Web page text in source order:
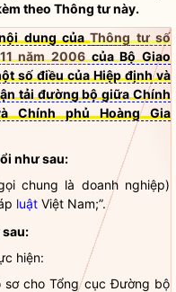
theo Thông tư này.
dung củaThông tư số
năm 2006của Bộ Giao
số điều của Hiệp định và
tải đường bộ giữa Chính
Chính phủ Hoàng Gia
như sau:
chung là doanh nghiệp)
luật Việt Nam;”.
sau:
hiện:
sơ cho Tổng cục Đường bộ